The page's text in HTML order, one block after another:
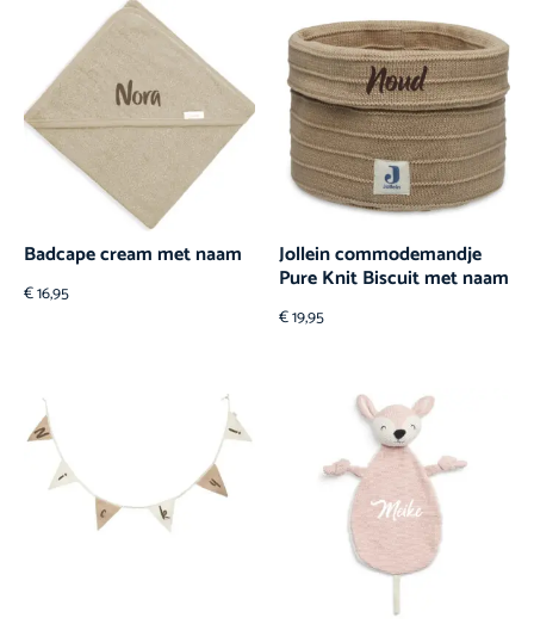
Badcape cream met naam
€16,95
Jollein commodemandje
Pure Knit Biscuit met naam
€19,95